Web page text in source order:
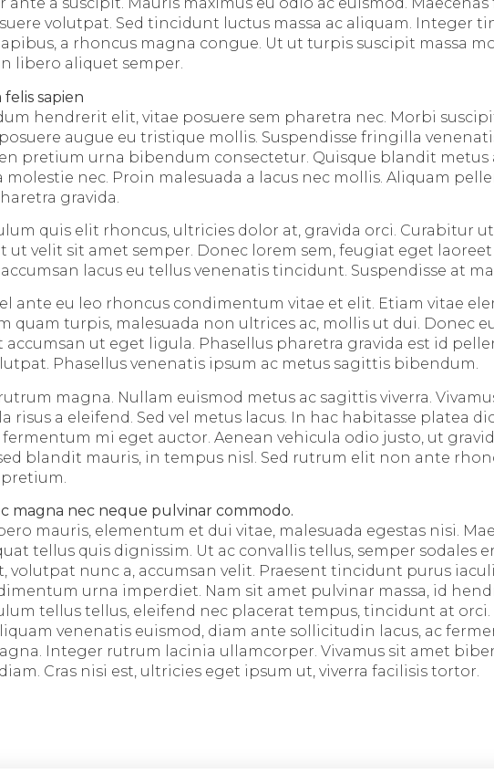
volutpat. Sed tincidunt luctus massa ac aliquam. Integer
a rhoncus magna congue. Ut ut turpis suscipit massa
libero aliquet semper.
felis sapien
hendrerit elit, vitae posuere sem pharetra nec. Morbi
augue eu tristique mollis. Suspendisse fringilla
pretium urna bibendum consectetur. Quisque blandit metus
molestie nec. Proin malesuada a lacus nec mollis. Aliquam
gravida.
quis elit rhoncus, ultricies dolor at, gravida orci. Curabitur ut
ut velit sit amet semper. Donec lorem sem, feugiat eget
lacus eu tellus venenatis tincidunt. Suspendisse at
ante eu leo rhoncus condimentum vitae et elit. Etiam vitae
quam turpis, malesuada non ultrices ac, mollis ut dui. Donec
accumsan ut eget ligula. Phasellus pharetra gravida est id
Phasellus venenatis ipsum ac metus sagittis bibendum.
magna. Nullam euismod metus ac sagittis viverra.
risus a eleifend. Sed vel metus lacus. In hac habitasse platea
fermentum mi eget auctor. Aenean vehicula odio justo, ut
blandit mauris, in tempus nisl. Sed rutrum elit non ante
magna nec neque pulvinar commodo.
mauris, elementum et dui vitae, malesuada egestas nisi.
tellus quis dignissim. Ut ac convallis tellus, semper sodales
volutpat nunc a, accumsan velit. Praesent tincidunt purus
urna imperdiet. Nam sit amet pulvinar massa, id
tellus tellus, eleifend nec placerat tempus, tincidunt at
venenatis euismod, diam ante sollicitudin lacus, ac
Integer rutrum lacinia ullamcorper. Vivamus sit amet
Cras nisi est, ultricies eget ipsum ut, viverra facilisis tortor.